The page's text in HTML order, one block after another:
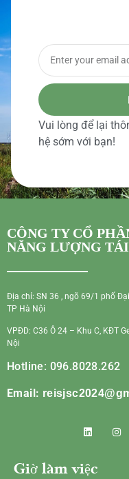
Vui lòng để lại
hệ sớm với bạn!
CÔNG TY CỔ
NĂNG LƯỢNG
Địa chỉ: SN 36 , ngõ 69/1 phố
TP Hà Nội
VPĐD: C36 Ô 24 – Khu C, KĐT
Nội
Hotline: 096.8028.262
Email:
Giờ làm việc